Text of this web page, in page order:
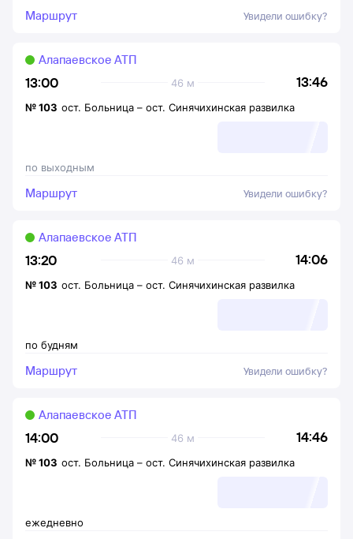
Маршрут Увидели ошибку?
13:00 13:46
46 м
Алапаевское АТП
по выходным
№103 ост. Больница – ост. Синячихинская развилка
Маршрут Увидели ошибку?
13:20 14:06
46 м
Алапаевское АТП
по будням
№103 ост. Больница – ост. Синячихинская развилка
Маршрут Увидели ошибку?
14:00 14:46
46 м
Алапаевское АТП
ежедневно
№103 ост. Больница – ост. Синячихинская развилка